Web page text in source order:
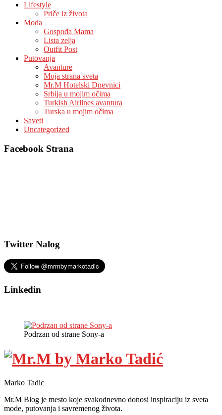
Lifestyle
Priče iz života
Moda
Gospođa Mama
Lista zelja
Outfit Post
Putovanja
Avanture
Moja strana sveta
Mr.M Hotelski Dnevnici
Srbija u mojim očima
Turkish Airlines avantura
Turska u mojim očima
Saveti
Uncategorized
Facebook Strana
Twitter Nalog
Linkedin
Podrzan od strane Sony-a
Marko Tadic
Mr.M Blog je mesto koje svakodnevno donosi inspiraciju iz sveta
mode, putovanja i savremenog života.